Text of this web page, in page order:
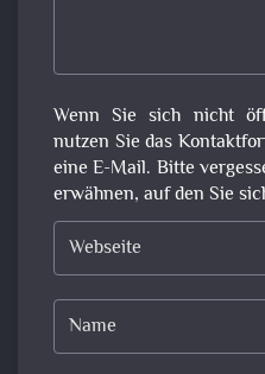
Wenn Sie sich nicht
nutzen Sie das
eine E-Mail. Bitte
erwähnen, auf den Sie